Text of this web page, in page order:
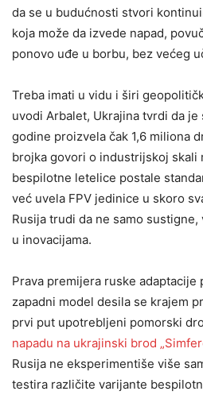
da se u budućnosti stvori
koja može da izvede napad,
ponovo uđe u borbu, bez većeg
Treba imati u vidu i širi
uvodi Arbalet, Ukrajina tvrdi da je
godine proizvela čak 1,6 miliona
brojka govori o industrijskoj skali
bespilotne letelice postale
već uvela FPV jedinice u skoro
Rusija trudi da ne samo
u inovacijama.
Prava premijera ruske
zapadni model desila se krajem
prvi put upotrebljeni pomorski
napadu na ukrajinski brod
Rusija ne eksperimentiše više
testira različite varijante